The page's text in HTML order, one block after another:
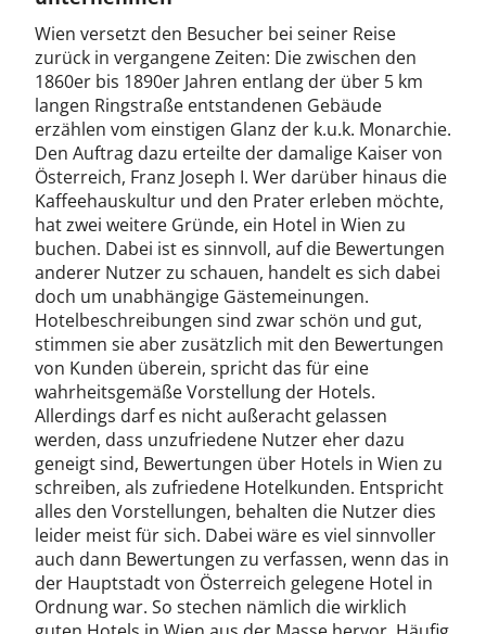
Wien versetzt den Besucher bei seiner Reise
zurück in vergangene Zeiten: Die zwischen den
1860er bis 1890er Jahren entlang der über 5 km
langen Ringstraße entstandenen Gebäude
erzählen vom einstigen Glanz der k.u.k. Monarchie.
Den Auftrag dazu erteilte der damalige Kaiser von
Österreich, Franz Joseph I. Wer darüber hinaus die
Kaffeehauskultur und den Prater erleben möchte,
hat zwei weitere Gründe, ein Hotel in Wien zu
buchen. Dabei ist es sinnvoll, auf die Bewertungen
anderer Nutzer zu schauen, handelt es sich dabei
doch um unabhängige Gästemeinungen.
Hotelbeschreibungen sind zwar schön und gut,
stimmen sie aber zusätzlich mit den Bewertungen
von Kunden überein, spricht das für eine
wahrheitsgemäße Vorstellung der Hotels.
Allerdings darf es nicht außeracht gelassen
werden, dass unzufriedene Nutzer eher dazu
geneigt sind, Bewertungen über Hotels in Wien zu
schreiben, als zufriedene Hotelkunden. Entspricht
alles den Vorstellungen, behalten die Nutzer dies
leider meist für sich. Dabei wäre es viel sinnvoller
auch dann Bewertungen zu verfassen, wenn das in
der Hauptstadt von Österreich gelegene Hotel in
Ordnung war. So stechen nämlich die wirklich